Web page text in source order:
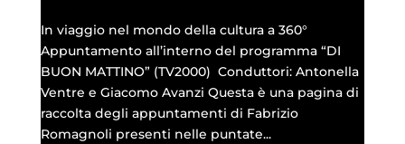
In viaggio nel mondo della cultura a 360°
Appuntamento all’interno del programma “DI
BUON MATTINO” (TV2000) Conduttori: Antonella
Ventre e Giacomo Avanzi Questa è una pagina di
raccolta degli appuntamenti di Fabrizio
Romagnoli presenti nelle puntate...